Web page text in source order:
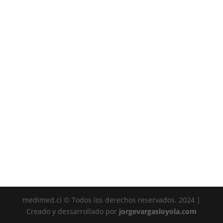
medimed.cl © Todos los derechos reservados. 2024 |
Creado y dessarrollado por jorgevargasloyola.com